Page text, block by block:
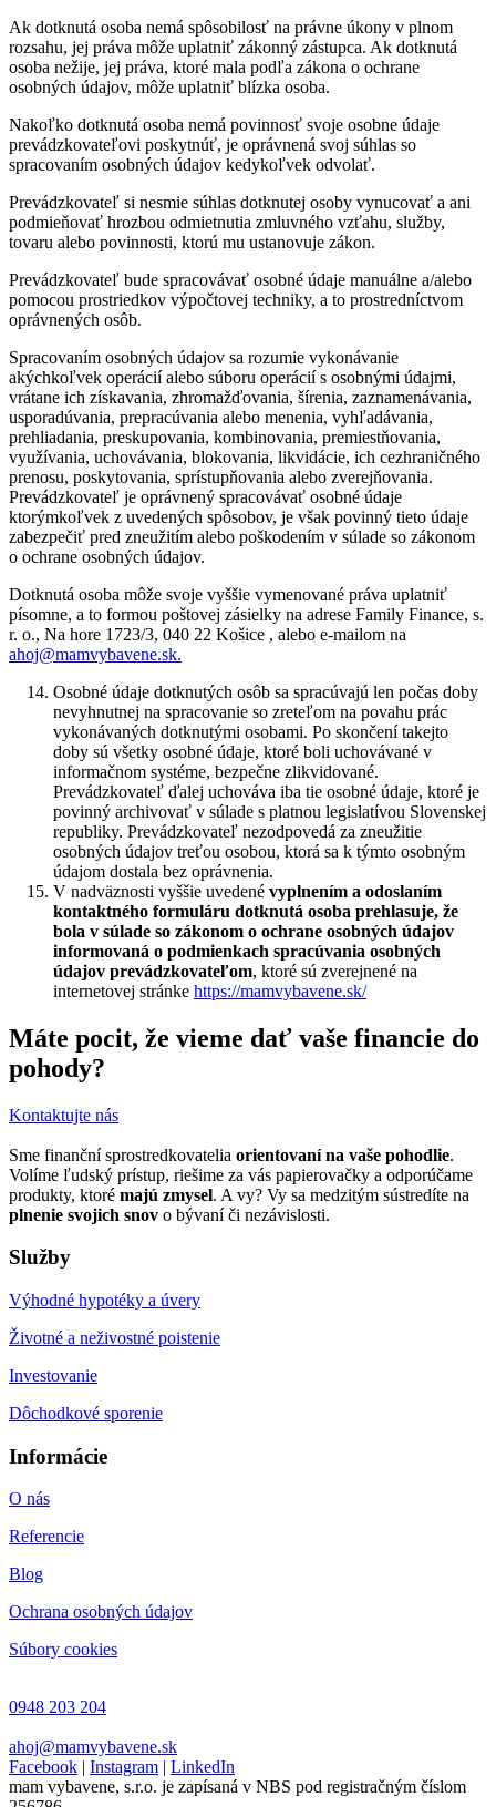
Ak dotknutá osoba nemá spôsobilosť na právne úkony v plnom
rozsahu, jej práva môže uplatniť zákonný zástupca. Ak dotknutá
osoba nežije, jej práva, ktoré mala podľa zákona o ochrane
osobných údajov, môže uplatniť blízka osoba.
Nakoľko dotknutá osoba nemá povinnosť svoje osobne údaje
prevádzkovateľovi poskytnúť, je oprávnená svoj súhlas so
spracovaním osobných údajov kedykoľvek odvolať.
Prevádzkovateľ si nesmie súhlas dotknutej osoby vynucovať a ani
podmieňovať hrozbou odmietnutia zmluvného vzťahu, služby,
tovaru alebo povinnosti, ktorú mu ustanovuje zákon.
Prevádzkovateľ bude spracovávať osobné údaje manuálne a/alebo
pomocou prostriedkov výpočtovej techniky, a to prostredníctvom
oprávnených osôb.
Spracovaním osobných údajov sa rozumie vykonávanie
akýchkoľvek operácií alebo súboru operácií s osobnými údajmi,
vrátane ich získavania, zhromažďovania, šírenia, zaznamenávania,
usporadúvania, prepracúvania alebo menenia, vyhľadávania,
prehliadania, preskupovania, kombinovania, premiestňovania,
využívania, uchovávania, blokovania, likvidácie, ich cezhraničného
prenosu, poskytovania, sprístupňovania alebo zverejňovania.
Prevádzkovateľ je oprávnený spracovávať osobné údaje
ktorýmkoľvek z uvedených spôsobov, je však povinný tieto údaje
zabezpečiť pred zneužitím alebo poškodením v súlade so zákonom
o ochrane osobných údajov.
Dotknutá osoba môže svoje vyššie vymenované práva uplatniť
písomne, a to formou poštovej zásielky na adrese Family Finance, s.
r. o., Na hore 1723/3, 040 22 Košice , alebo e-mailom na
ahoj@mamvybavene.sk.
Osobné údaje dotknutých osôb sa spracúvajú len počas doby
nevyhnutnej na spracovanie so zreteľom na povahu prác
vykonávaných dotknutými osobami. Po skončení takejto
doby sú všetky osobné údaje, ktoré boli uchovávané v
informačnom systéme, bezpečne zlikvidované.
Prevádzkovateľ ďalej uchováva iba tie osobné údaje, ktoré je
povinný archivovať v súlade s platnou legislatívou Slovenskej
republiky. Prevádzkovateľ nezodpovedá za zneužitie
osobných údajov treťou osobou, ktorá sa k týmto osobným
údajom dostala bez oprávnenia.
V nadväznosti vyššie uvedené vyplnením a odoslaním
kontaktného formuláru dotknutá osoba prehlasuje, že
bola v súlade so zákonom o ochrane osobných údajov
informovaná o podmienkach spracúvania osobných
údajov prevádzkovateľom, ktoré sú zverejnené na
internetovej stránke https://mamvybavene.sk/
Máte pocit, že vieme dať vaše financie do
pohody?
Kontaktujte nás
Sme finanční sprostredkovatelia orientovaní na vaše pohodlie.
Volíme ľudský prístup, riešime za vás papierovačky a odporúčame
produkty, ktoré majú zmysel. A vy? Vy sa medzitým sústredíte na
plnenie svojich snov o bývaní či nezávislosti.
Služby
Výhodné hypotéky a úvery
Životné a neživostné poistenie
Investovanie
Dôchodkové sporenie
Informácie
O nás
Referencie
Blog
Ochrana osobných údajov
Súbory cookies
0948 203 204
ahoj@mamvybavene.sk
Facebook | Instagram | LinkedIn
mam vybavene, s.r.o. je zapísaná v NBS pod registračným číslom